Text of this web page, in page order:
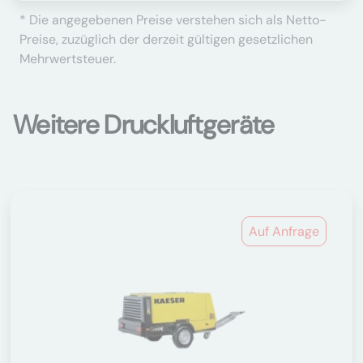
* Die angegebenen Preise verstehen sich als Netto-
Preise, zuzüglich der derzeit gültigen gesetzlichen
Mehrwertsteuer.
Weitere Druckluftgeräte
Auf Anfrage